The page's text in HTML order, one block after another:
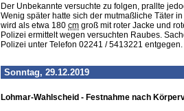
Der Unbekannte versuchte zu folgen, prallte
Wenig später hatte sich der mutmaßliche Täter
wird als etwa 180 cm groß mit roter Jacke und
Polizei ermittelt wegen versuchten Raubes.
Polizei unter Telefon 02241 / 5413221 entgegen.
Sonntag, 29.12.2019
Lohmar-Wahlscheid - Festnahme nach